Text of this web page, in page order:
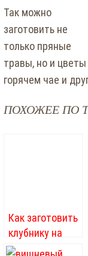
Так можно
заготовить не
только пряные
травы, но и
горячем чае и
ПОХОЖЕЕ ПО
Как заготовить
клубнику на
зиму